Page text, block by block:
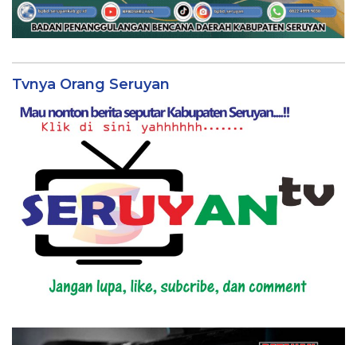
Tvnya Orang Seruyan